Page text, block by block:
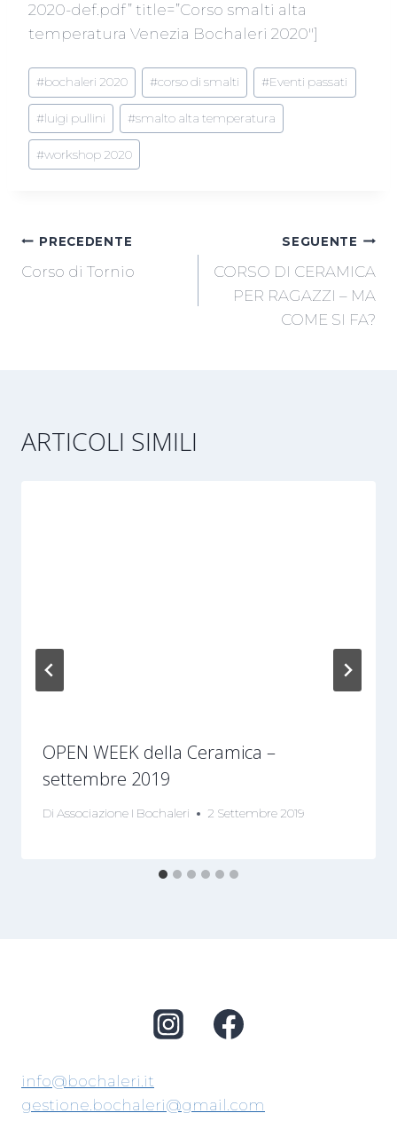
2020-def.pdf” title=”Corso smalti alta
temperatura Venezia Bochaleri 2020″]
Tag
articolo:
#bochaleri 2020 #corso di smalti #Eventi passati
#luigi pullini #smalto alta temperatura
#workshop 2020
NAVIGAZIONE
ARTICOLI
PRECEDENTE
Corso di Tornio
SEGUENTE
CORSO DI CERAMICA
PER RAGAZZI – MA
COME SI FA?
ARTICOLI SIMILI
OPEN WEEK della Ceramica –
settembre 2019
Di Associazione I Bochaleri 2 Settembre 2019
info@bochaleri.it
gestione.bochaleri@gmail.com